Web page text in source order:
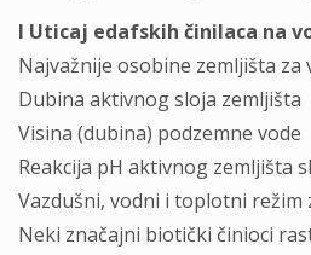
I Uticaj edafskih činilaca na
Najvažnije osobine zemljišta za
Dubina aktivnog sloja zemljišta
Visina (dubina) podzemne vode
Reakcija pH aktivnog zemljišta
Vazdušni, vodni i toplotni režim
Neki značajni biotički činioci